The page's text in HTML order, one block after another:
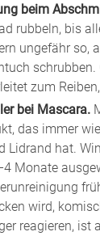
beim
rubbeln, bis
ungefähr so,
zum
bei Mascara.
das immer
Lidrand hat.
Monate
wird,
reagieren, ist